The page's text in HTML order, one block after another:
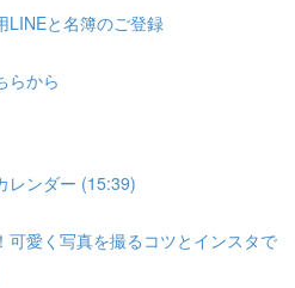
LINEと名簿のご登録
らから
ンダー (15:39)
可愛く写真を撮るコツとインスタで